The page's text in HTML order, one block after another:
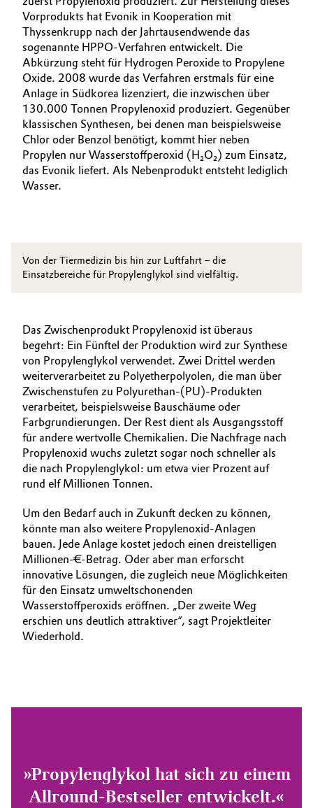
Vorprodukts hat Evonik in Kooperation mit
Thyssenkrupp nach der Jahrtausendwende das
sogenannte HPPO-Verfahren entwickelt. Die
Abkürzung steht für Hydrogen Peroxide to Propylene
Oxide. 2008 wurde das Verfahren erstmals für eine
Anlage in Südkorea lizenziert, die inzwischen über
130.000 Tonnen Propylenoxid produziert. Gegenüber
klassischen Synthesen, bei denen man beispielsweise
Chlor oder Benzol benötigt, kommt hier neben
Propylen nur Wasserstoffperoxid (H₂O₂) zum Einsatz,
das Evonik liefert. Als Nebenprodukt entsteht lediglich
Wasser.
Von der Tiermedizin bis hin zur Luftfahrt – die
Einsatzbereiche für Propylenglykol sind vielfältig.
Das Zwischenprodukt Propylenoxid ist überaus
begehrt: Ein Fünftel der Produktion wird zur Synthese
von Propylenglykol verwendet. Zwei Drittel werden
weiterverarbeitet zu Polyetherpolyolen, die man über
Zwischenstufen zu Polyurethan-(PU)-Produkten
verarbeitet, beispielsweise Bauschäume oder
Farbgrundierungen. Der Rest dient als Ausgangsstoff
für andere wertvolle Chemikalien. Die Nachfrage nach
Propylenoxid wuchs zuletzt sogar noch schneller als
die nach Propylenglykol: um etwa vier Prozent auf
rund elf Millionen Tonnen.
Um den Bedarf auch in Zukunft decken zu können,
könnte man also weitere Propylenoxid-Anlagen
bauen. Jede Anlage kostet jedoch einen dreistelligen
Millionen-€-Betrag. Oder aber man erforscht
innovative Lösungen, die zugleich neue Möglichkeiten
für den Einsatz umweltschonenden
Wasserstoffperoxids eröffnen. „Der zweite Weg
erschien uns deutlich attraktiver“, sagt Projektleiter
Wiederhold.
»Propylenglykol hat sich zu einem
Allround-Bestseller entwickelt.«